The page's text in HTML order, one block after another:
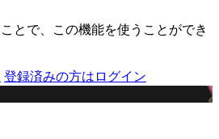
とで、この機能を使うことができ
登録済みの方はログイン